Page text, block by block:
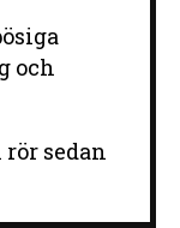
och
sedan